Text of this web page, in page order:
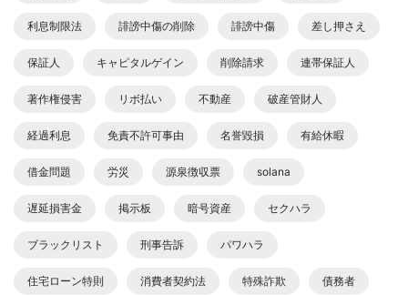
利息制限法 誹謗中傷の削除 誹謗中傷 差し押さえ
保証人 キャピタルゲイン 削除請求 連帯保証人
著作権侵害 リボ払い 不動産 破産管財人
経過利息 免責不許可事由 名誉毀損 有給休暇
借金問題 労災 源泉徴収票 solana
遅延損害金 掲示板 暗号資産 セクハラ
ブラックリスト 刑事告訴 パワハラ
住宅ローン特則 消費者契約法 特殊詐欺 債務者